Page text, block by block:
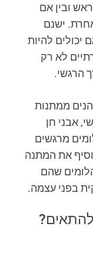
ובין אם
ישנם
יכולים להיות
לא רק
הרגשי.
ממתנות
אבני חן
מרגשים
את המתנה
שהם
בפני עצמה.
להתאים?